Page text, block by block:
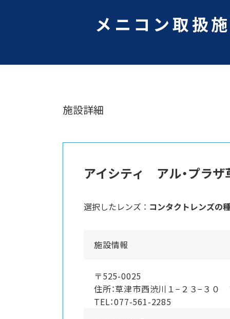
メニコン取扱
施設詳細
アイシティ アル・プラザ
選択したレンズ ： コンタクトレンズの
施設情報
〒525-0025
住所：草津市西渋川１−２３−３０
TEL：077-561-2285